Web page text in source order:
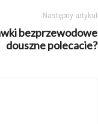
Następny artykuł
bezprzewodowe
douszne polecacie?